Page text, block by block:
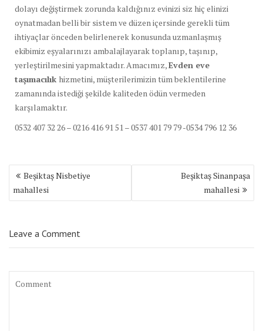
dolayı değiştirmek zorunda kaldığınız evinizi siz hiç elinizi
oynatmadan belli bir sistem ve düzen içersinde gerekli tüm
ihtiyaçlar önceden belirlenerek konusunda uzmanlaşmış
ekibimiz eşyalarınızı ambalajlayarak toplanıp, taşınıp,
yerleştirilmesini yapmaktadır. Amacımız,Evden eve
taşımacılık hizmetini, müşterilerimizin tüm beklentilerine
zamanında istediği şekilde kaliteden ödün vermeden
karşılamaktır.
0532 407 32 26 – 0216 416 91 51 – 0537 401 79 79 -0534 796 12 36
Yazı
dolaşımı
Beşiktaş Nisbetiye
mahallesi
Beşiktaş Sinanpaşa
mahallesi
Leave a Comment